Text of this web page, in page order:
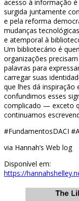
acesso à informação
surgida juntamente
e pela reforma
mudanças
e atemporal à
Um bibliotecário é
organizações
palavras para
carregar suas
que lhes dá
confundimos esses
complicado — exceto
continuamos
#FundamentosDACI
via Hannah’s Web log
Disponível em:
https://